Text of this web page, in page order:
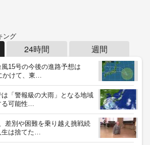
ング
24時間 週間
風15号の今後の進路予想は
かけて、東…
「警報級の大雨」となる地域
る可能性…
差別や困難を乗り越え挑戦続
は捨てた…